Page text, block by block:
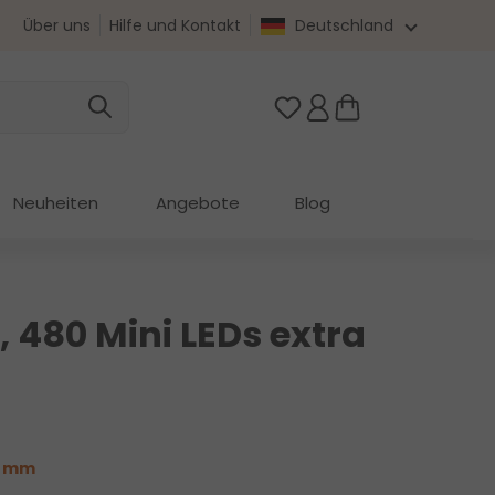
Über uns Hilfe und Kontakt Deutschland
Du hast 0 Produkte
Neuheiten Angebote Blog
Mini LEDs extra